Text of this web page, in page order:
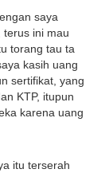
saya
terus ini mau
torang tau ta
kasih uang
sertifikat, yang
KTP, itupun
karena uang
itu terserah